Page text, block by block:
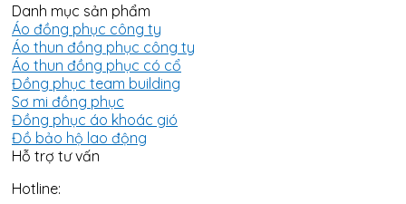
Danh mục sản phẩm
Áo đồng phục công ty
Áo thun đồng phục công ty
Áo thun đồng phục có cổ
Đồng phục team building
Sơ mi đồng phục
Đồng phục áo khoác gió
Đồ bảo hộ lao động
Hỗ trợ tư vấn
Hotline: